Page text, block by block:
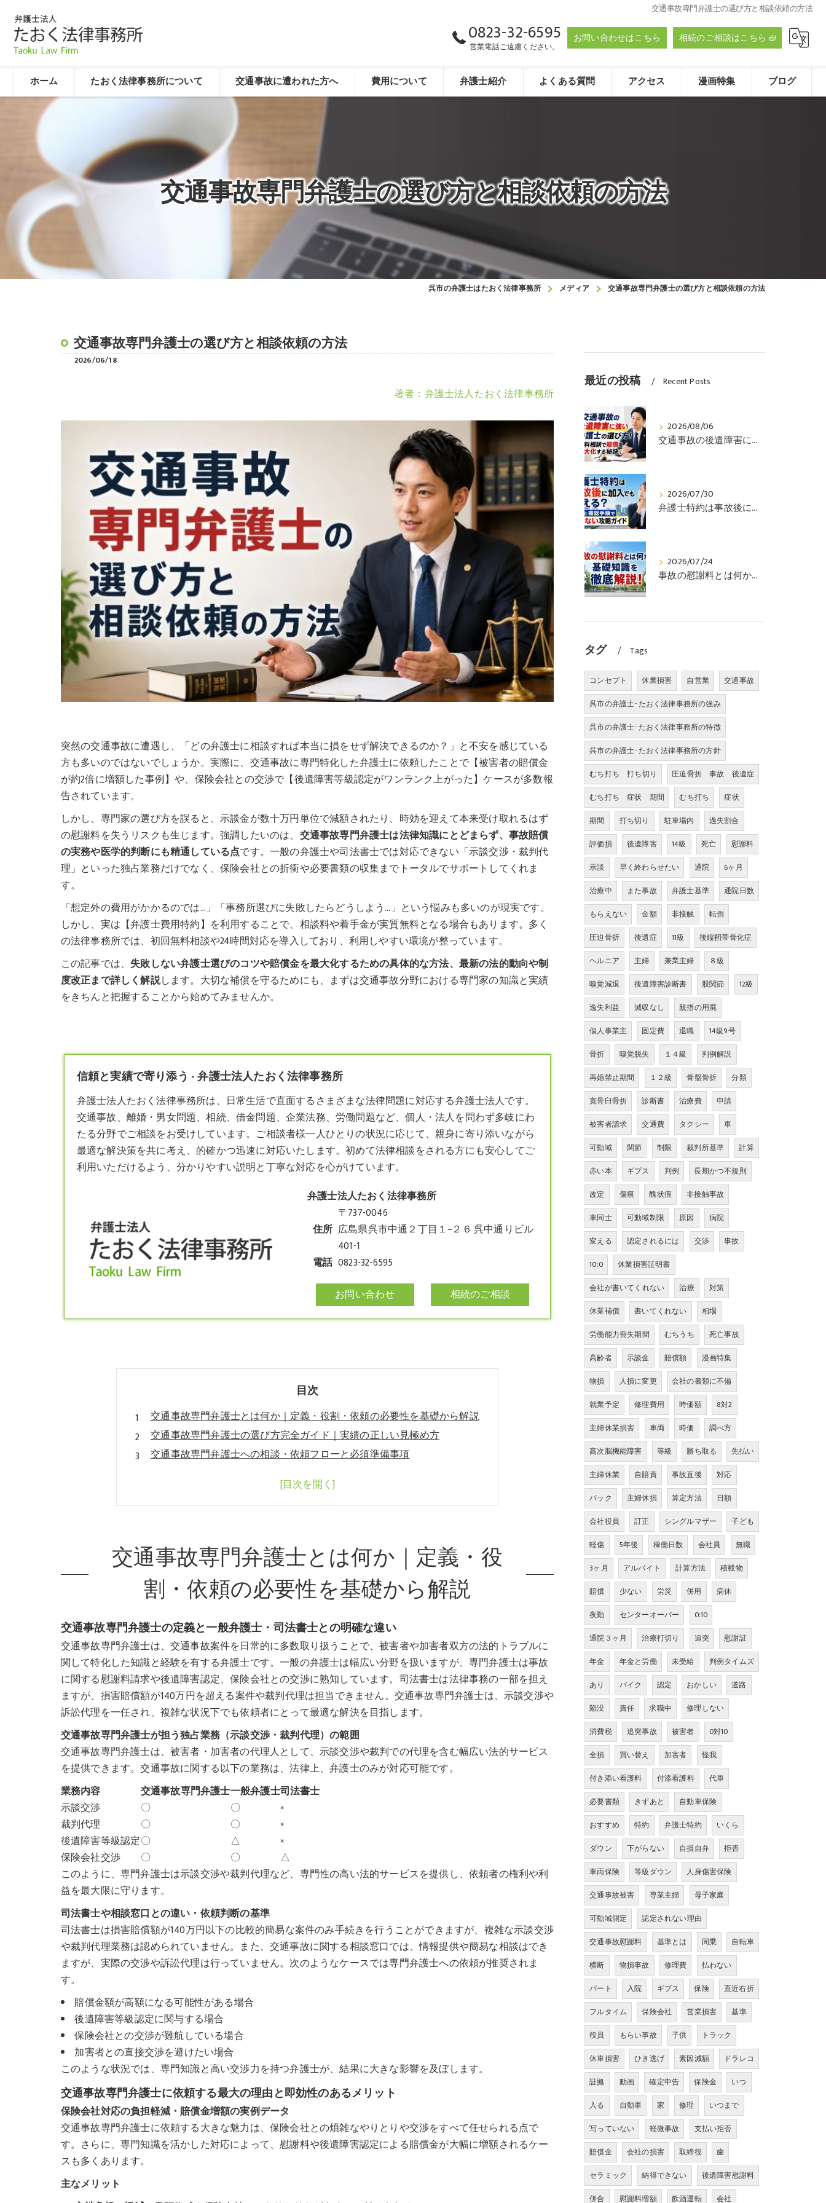
交通事故専門弁護士の選び方と相談依頼の方法
0823-32-6595
営業電話ご遠慮ください。
お問い合わせはこちら 相続のご相談はこちら
ホーム たおく法律事務所について 交通事故に遭われた方へ 費用について 弁護士紹介 よくある質問 アクセス 漫画特集 ブログ
交通事故専門弁護士の選び方と相談依頼の方法
呉市の弁護士はたおく法律事務所 メディア 交通事故専門弁護士の選び方と相談依頼の方法
交通事故専門弁護士の選び方と相談依頼の方法
2026/06/18
著者：弁護士法人たおく法律事務所
突然の交通事故に遭遇し、「どの弁護士に相談すれば本当に損をせず解決できるのか？」と不安を感じている
方も多いのではないでしょうか。実際に、交通事故に専門特化した弁護士に依頼したことで【被害者の賠償金
が約2倍に増額した事例】や、保険会社との交渉で【後遺障害等級認定がワンランク上がった】ケースが多数報
告されています。
しかし、専門家の選び方を誤ると、示談金が数十万円単位で減額されたり、時効を迎えて本来受け取れるはず
の慰謝料を失うリスクも生じます。強調したいのは、 交通事故専門弁護士は法律知識にとどまらず、事故賠償
の実務や医学的判断にも精通している点です。一般の弁護士や司法書士では対応できない「示談交渉・裁判代
理」といった独占業務だけでなく、保険会社との折衝や必要書類の収集までトータルでサポートしてくれま
す。
「想定外の費用がかかるのでは…」「事務所選びに失敗したらどうしよう…」という悩みも多いのが現実です。
しかし、実は【弁護士費用特約】を利用することで、相談料や着手金が実質無料となる場合もあります。多く
の法律事務所では、初回無料相談や24時間対応を導入しており、利用しやすい環境が整っています。
この記事では、失敗しない弁護士選びのコツや賠償金を最大化するための具体的な方法、最新の法的動向や制
度改正まで詳しく解説します。大切な補償を守るためにも、まずは交通事故分野における専門家の知識と実績
をきちんと把握することから始めてみませんか。
信頼と実績で寄り添う - 弁護士法人たおく法律事務所
弁護士法人たおく法律事務所は、日常生活で直面するさまざまな法律問題に対応する弁護士法人です。
交通事故、離婚・男女問題、相続、借金問題、企業法務、労働問題など、個人・法人を問わず多岐にわ
たる分野でご相談をお受けしています。ご相談者様一人ひとりの状況に応じて、親身に寄り添いながら
最適な解決策を共に考え、的確かつ迅速に対応いたします。初めて法律相談をされる方にも安心してご
利用いただけるよう、分かりやすい説明と丁寧な対応を心がけています。
弁護士法人たおく法律事務所
住所
〒737-0046
広島県呉市中通２丁目１−２６ 呉中通りビル
401-1
電話 0823-32-6595
お問い合わせ
相続のご相談
目次
交通事故専門弁護士とは何か｜定義・役割・依頼の必要性を基礎から解説
交通事故専門弁護士の選び方完全ガイド｜実績の正しい見極め方
交通事故専門弁護士への相談・依頼フローと必須準備事項
会社概要
交通事故専門弁護士とは何か｜定義・役
割・依頼の必要性を基礎から解説
交通事故専門弁護士の定義と一般弁護士・司法書士との明確な違い
交通事故専門弁護士は、交通事故案件を日常的に多数取り扱うことで、被害者や加害者双方の法的トラブルに
関して特化した知識と経験を有する弁護士です。一般の弁護士は幅広い分野を扱いますが、専門弁護士は事故
に関する慰謝料請求や後遺障害認定、保険会社との交渉に熟知しています。司法書士は法律事務の一部を担え
ますが、損害賠償額が140万円を超える案件や裁判代理は担当できません。交通事故専門弁護士は、示談交渉や
訴訟代理を一任され、複雑な状況下でも依頼者にとって最適な解決を目指します。
交通事故専門弁護士が担う独占業務（示談交渉・裁判代理）の範囲
交通事故専門弁護士は、被害者・加害者の代理人として、示談交渉や裁判での代理を含む幅広い法的サービス
を提供できます。交通事故に関する以下の業務は、法律上、弁護士のみが対応可能です。
業務内容
交通事故専門弁護士一般弁護士司法書士
示談交渉
〇 〇
×
裁判代理
〇 〇
×
後遺障害等級認定〇 △
×
保険会社交渉
〇 〇
△
このように、専門弁護士は示談交渉や裁判代理など、専門性の高い法的サービスを提供し、依頼者の権利や利
益を最大限に守ります。
司法書士や相談窓口との違い・依頼判断の基準
司法書士は損害賠償額が140万円以下の比較的簡易な案件のみ手続きを行うことができますが、複雑な示談交渉
や裁判代理業務は認められていません。また、交通事故に関する相談窓口では、情報提供や簡易な相談はでき
ますが、実際の交渉や訴訟代理は行っていません。次のようなケースでは専門弁護士への依頼が推奨されま
す。
賠償金額が高額になる可能性がある場合
後遺障害等級認定に関与する場合
保険会社との交渉が難航している場合
加害者との直接交渉を避けたい場合
このような状況では、専門知識と高い交渉力を持つ弁護士が、結果に大きな影響を及ぼします。
交通事故専門弁護士に依頼する最大の理由と即効性のあるメリット
保険会社対応の負担軽減・賠償金増額の実例データ
交通事故専門弁護士に依頼する大きな魅力は、保険会社との煩雑なやりとりや交渉をすべて任せられる点で
す。さらに、専門知識を活かした対応によって、慰謝料や後遺障害認定による賠償金が大幅に増額されるケー
スも多くあります。
主なメリット
最近の投稿 Recent Posts
2026/08/06
交通事故の後遺障害に強い弁護士の選び方！無料相談で賠償を最大化する秘訣
2026/07/30
弁護士特約は事故後に加入でも使える？可否と確認手順で損しない攻略ガイド
2026/07/24
事故の慰謝料とは何かの基礎知識を徹底解説！
タグ Tags
コンセプト 休業損害 自営業
交通事故
呉市の弁護士･たおく法律事務所の強み
呉市の弁護士･たおく法律事務所の特徴
呉市の弁護士･たおく法律事務所の方針
むち打ち 打ち切り
圧迫骨折 事故 後遺症
むち打ち 症状 期間
むち打ち
症状
期間
打ち切り 駐車場内
過失割合
評価損
後遺障害 14級 死亡
慰謝料
示談
早く終わらせたい 通院
6ヶ月
治療中
また事故 弁護士基準
通院日数
もらえない
金額 非接触
転倒
圧迫骨折
後遺症 11級
後縦靭帯骨化症
ヘルニア
主婦 兼業主婦
８級
嗅覚減退
後遺障害診断書 股関節
12級
逸失利益
減収なし
親指の用廃
個人事業主
固定費 退職
14級9号
骨折
嗅覚脱失 １４級
判例解説
再婚禁止期間
１２級 骨盤骨折
分類
寛骨臼骨折
診断書 治療費
申請
被害者請求
交通費 タクシー
車
可動域
関節 制限 裁判所基準
計算
赤い本
ギプス 判例
長期かつ不規則
改定
傷痕 醜状痕
非接触事故
車同士
可動域制限 原因
病院
変える
認定されるには 交渉
事故
10:0
休業損害証明書
会社が書いてくれない
治療
対策
休業補償
書いてくれない
相場
労働能力喪失期間
むちうち
死亡事故
高齢者
示談金 賠償額
漫画特集
物損
人損に変更
会社の書類に不備
就業予定
修理費用 時価額
8対2
主婦休業損害
車両 時価
調べ方
高次脳機能障害
等級 勝ち取る
先払い
主婦休業
自賠責 事故直後
対応
バック
主婦休損 算定方法
日額
会社役員
訂正 シングルマザー
子ども
軽傷
5年後 稼働日数 会社員
無職
3ヶ月
アルバイト 計算方法
積載物
賠償
少ない 労災 併用
病休
夜勤
センターオーバー
0:10
通院３ヶ月
治療打切り 追突
慰謝証
年金
年金と労働 未受給
判例タイムズ
あり
バイク 認定 おかしい
道路
陥没
責任 求職中
修理しない
消費税
追突事故 被害者
0対10
全損
買い替え 加害者
怪我
付き添い看護料
付添看護料
代車
必要書類
きずあと
自動車保険
おすすめ
特約 弁護士特約
いくら
ダウン
下がらない 自損自弁
拒否
車両保険
等級ダウン
人身傷害保険
交通事故被害
専業主婦
母子家庭
可動域測定
認定されない理由
交通事故慰謝料
基準とは 同乗
自転車
横断
物損事故 修理費
払わない
パート
入院 ギブス 保険
直近右折
フルタイム
保険会社 営業損害
基準
役員
もらい事故 子供
トラック
休車損害
ひき逃げ 素因減額
ドラレコ
証拠
動画 確定申告 保険金
いつ
入る
自動車 家 修理
いつまで
写っていない
軽微事故
支払い拒否
賠償金
会社の損害 取締役
歯
セラミック
納得できない
後遺障害慰謝料
併合
慰謝料増額 飲酒運転 会社